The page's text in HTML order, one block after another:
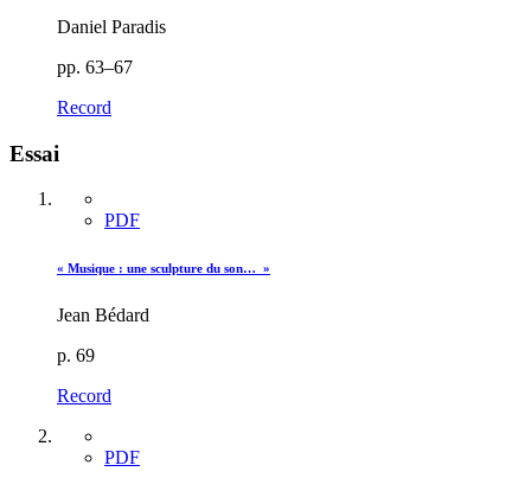
Daniel Paradis
pp. 63–67
Record
Essai
PDF
« Musique : une sculpture du son… »
Jean Bédard
p. 69
Record
PDF